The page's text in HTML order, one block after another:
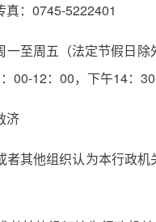
真：0745-5222401
一至周五（法定节假日
00-12：00，下午14：
济
者其他组织认为本行政